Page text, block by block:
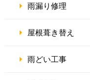
雨漏り修理
屋根葺き替え
雨どい工事